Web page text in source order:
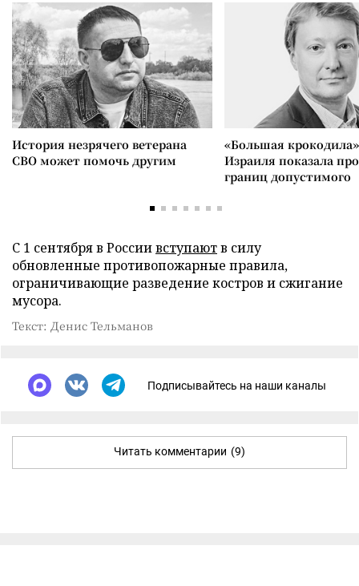
История незрячего ветерана
СВО может помочь другим
«Большая
Израиля показала
границ допустимого
С 1 сентября в Россиивступаютв силу
обновленные противопожарные правила,
ограничивающие разведение костров и сжигание
мусора.
Текст: Денис Тельманов
Подписывайтесь на наши каналы
Читать комментарии (9)